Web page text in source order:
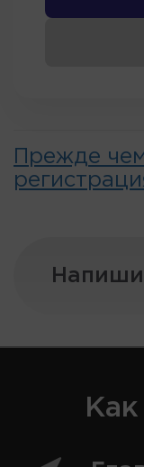
Прежде